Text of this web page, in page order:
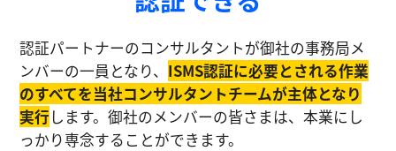
認証パートナーのコンサルタントが御社の事務局メ
ンバーの一員となり、 ISMS認証に必要とされる作業
のすべてを当社コンサルタントチームが主体となり
実⾏ します。御社のメンバーの皆さまは、本業にし
っかり専念することができます。